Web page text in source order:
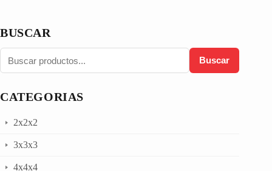
BUSCAR
Buscar
CATEGORIAS
2x2x2
3x3x3
4x4x4